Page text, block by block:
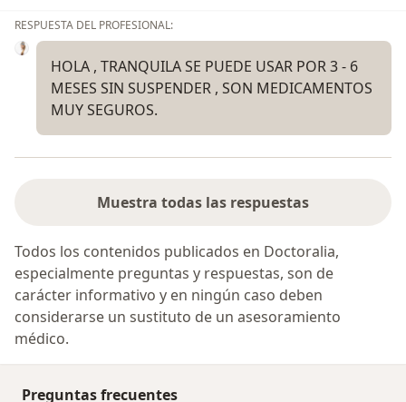
RESPUESTA DEL PROFESIONAL:
HOLA , TRANQUILA SE PUEDE USAR POR 3 - 6
MESES SIN SUSPENDER , SON MEDICAMENTOS
MUY SEGUROS.
Muestra todas las respuestas
Todos los contenidos publicados en Doctoralia,
especialmente preguntas y respuestas, son de
carácter informativo y en ningún caso deben
considerarse un sustituto de un asesoramiento
médico.
Preguntas frecuentes